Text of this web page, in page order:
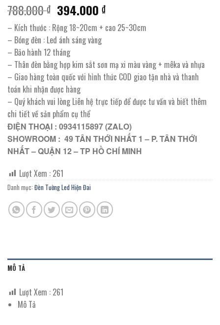
788.000₫ Giá
gốc
là:
788.000 ₫.
394.000₫Giá
hiện
tại
394.000 ₫.
– Kích thước : Rộng 18~20cm + cao 25~30cm
– Bóng đèn : Led ánh sáng vàng
– Bảo hành 12 tháng
– Thân đèn bằng hợp kim sắt sơn mạ xi màu vàng + mêka và nhựa
– Giao hàng toàn quốc với hình thức COD giao tận nhà và thanh
toán khi nhận được hàng
– Quý khách vui lòng Liên hệ trực tiếp để được tư vấn và biết thêm
chi tiết về sản phẩm cụ thể
ĐIỆN THOẠI : 0934115897 (ZALO)
SHOWROOM : 49 TÂN THỚI NHẤT 1 – P. TÂN THỚI
NHẤT – QUẬN 12 – TP HỒ CHÍ MINH
Lượt Xem : 261
Danh mục: Đèn Tường Led Hiện Đai
MÔ TẢ
Lượt Xem : 261
Mô Tả